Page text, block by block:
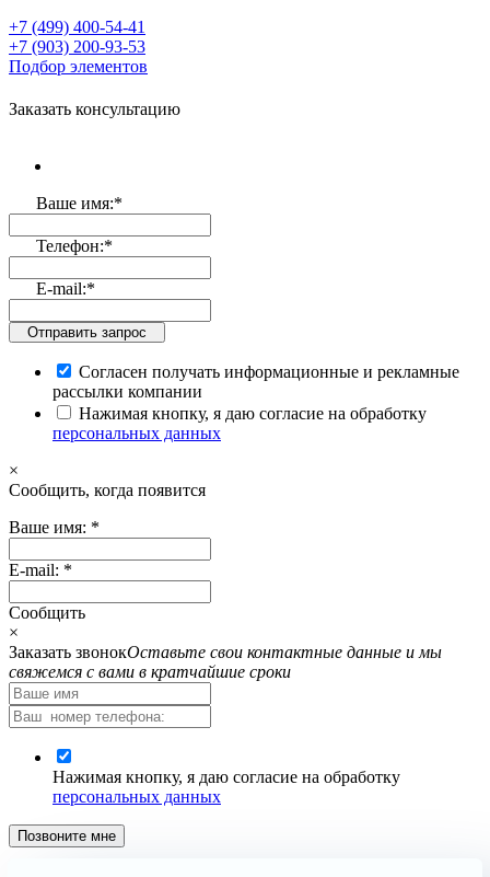
+7 (499) 400-54-41
+7 (903) 200-93-53
Подбор элементов
Заказать консультацию
Ваше имя:*
Телефон:*
E-mail:*
Отправить запрос
Согласен получать информационные и рекламные
рассылки компании
Нажимая кнопку, я даю согласие на обработку
персональных данных
×
Cообщить, когда появится
Ваше имя: *
E-mail: *
Cообщить
×
Заказать звонокОставьте свои контактные данные и мы
свяжемся с вами в кратчайшие сроки
Нажимая кнопку, я даю согласие на обработку
персональных данных
Позвоните мне